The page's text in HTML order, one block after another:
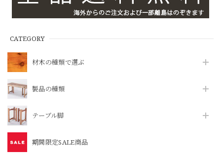
CATEGORY
材木の種類で選ぶ
製品の種類
テーブル脚
期間限定SALE商品